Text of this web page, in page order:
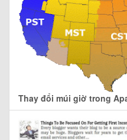
Thay đổi múi giờ trong